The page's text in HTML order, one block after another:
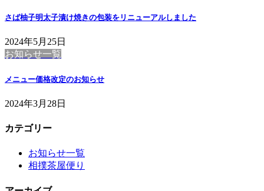
さば柚子明太子漬け焼きの包装をリニューアルしました
2024年5月25日
お知らせ一覧
メニュー価格改定のお知らせ
2024年3月28日
カテゴリー
お知らせ一覧
相撲茶屋便り